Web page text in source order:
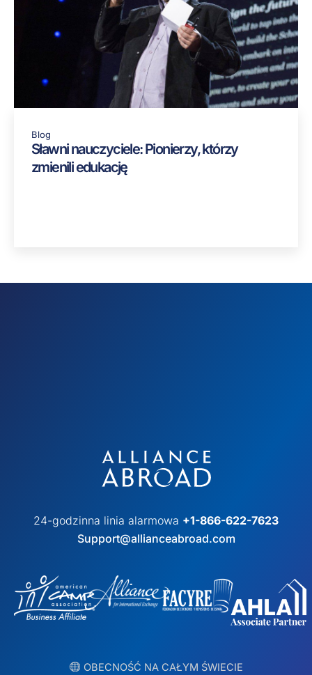
Blog
Sławni nauczyciele: Pionierzy, którzy
zmienili edukację
24-godzinna linia alarmowa +1-866-622-7623
Support@allianceabroad.com
︎ OBECNOŚĆ NA CAŁYM ŚWIECIE